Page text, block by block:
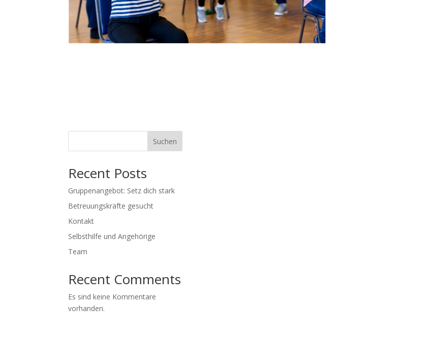
Suchen
Recent Posts
Gruppenangebot: Setz dich stark
Betreuungskräfte gesucht
Kontakt
Selbsthilfe und Angehörige
Team
Recent Comments
Es sind keine Kommentare
vorhanden.